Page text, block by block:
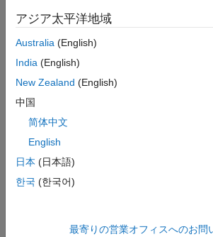
可能で、関数により影響されません
図形要素を削除するには、
Simulink.SubSystem.deleteContents
例
例
すべて折りたたむ
モデルのブロック線図をサブ
MultiCounterモデルを開きます。
アジア太平洋地域
Australia (English)
India (English)
New Zealand (English)
中国
简体中文
English
日本 (日本語)
한국 (한국어)
最寄りの営業オフィスへのお問